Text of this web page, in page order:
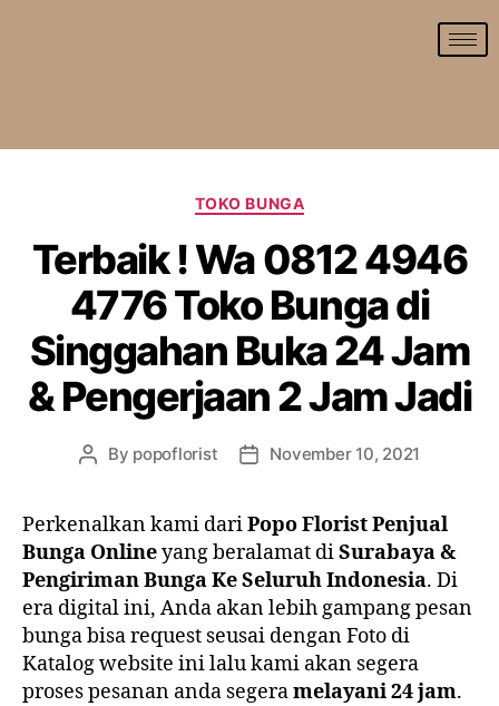
TOKO BUNGA
Terbaik ! Wa 0812 4946
4776 Toko Bunga di
Singgahan Buka 24 Jam
& Pengerjaan 2 Jam Jadi
By popoflorist November 10, 2021
Perkenalkan kami dariPopo Florist Penjual
Bunga Onlineyang beralamat diSurabaya &
Pengiriman Bunga Ke Seluruh Indonesia. Di
era digital ini, Anda akan lebih gampang pesan
bunga bisa request seusai dengan Foto di
Katalog website ini lalu kami akan segera
proses pesanan anda segeramelayani 24 jam.